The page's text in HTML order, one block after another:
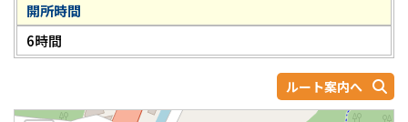
開所時間
6時間
ルート案内へ